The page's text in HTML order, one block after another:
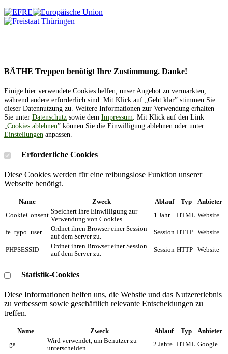
BÄTHE Treppen benötigt Ihre Zustimmung. Danke!
Einige hier verwendete Cookies helfen, unser Angebot zu vermarkten,
während andere erforderlich sind. Mit Klick auf „Geht klar” stimmen Sie
dieser Datennutzung zu. Weitere Informationen zur Verwendung erhalten
Sie unter Datenschutz sowie dem Impressum. Mit Klick auf den Link
„Cookies ablehnen” können Sie die Einwilligung ablehnen oder unter
Einstellungen anpassen.
Erforderliche Cookies
Diese Cookies werden für eine reibungslose Funktion unserer
Webseite benötigt.
Name Zweck Ablauf Typ
Anbieter
CookieConsent Speichert Ihre Einwilligung zur
Verwendung von Cookies.
1 Jahr HTML Website
fe_typo_user
Ordnet ihren Browser einer Session
auf dem Server zu.
Session HTTP Website
PHPSESSID
Ordnet ihren Browser einer Session
auf dem Server zu.
Session HTTP Website
Statistik-Cookies
Diese Informationen helfen uns, die Website und das Nutzererlebnis
zu verbessern sowie geschäftlich relevante Entscheidungen zu
treffen.
Name Zweck Ablauf Typ
Anbieter
_ga
Wird verwendet, um Benutzer zu
unterscheiden.
2 Jahre HTML Google